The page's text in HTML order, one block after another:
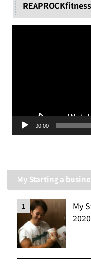
00:00
My Starting a
1
My